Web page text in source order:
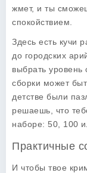
жмет, и ты
спокойствием.
Здесь есть кучи
до городских
выбрать
сборки может
детстве были
решаешь, что
наборе: 50, 100
Практичные
И чтобы твое